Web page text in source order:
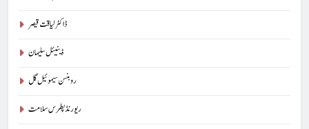
ڈاکٹر لیاقت قیصر
ڈینیئل سلیمان
روبنسن سیموئیل گل
ریورنڈ پطرس سلامت